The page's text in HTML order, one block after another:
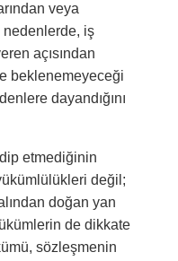
veya
iş
açısından
beklenemeyeceği
dayandığını
etmediğinin
değil;
doğan yan
de dikkate
sözleşmenin